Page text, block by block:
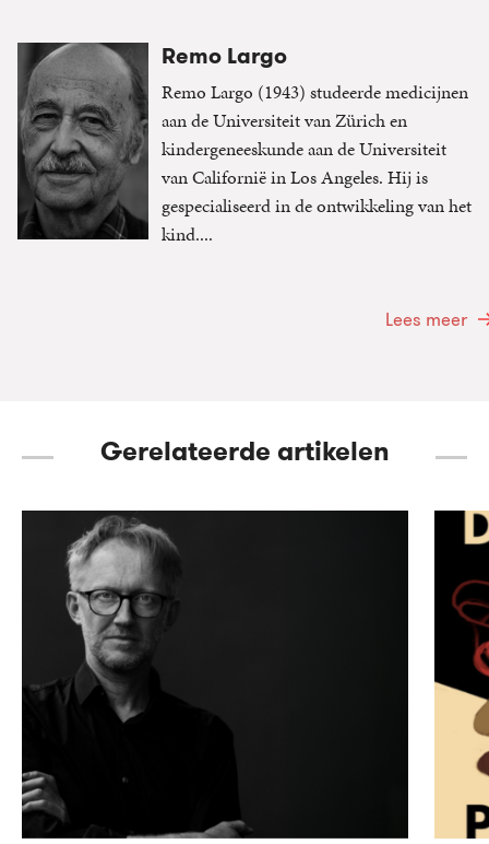
Remo Largo
Remo Largo (1943) studeerde medicijnen
aan de Universiteit van Zürich en
kindergeneeskunde aan de Universiteit
van Californië in Los Angeles. Hij is
gespecialiseerd in de ontwikkeling van het
kind....
Lees meer
Gerelateerde artikelen